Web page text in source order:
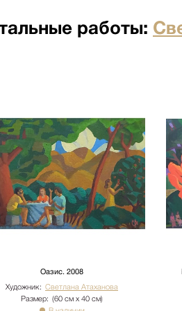
факту прихода товара на
переулок д.23 стр.1
лифта. Подъем мебели 100
Утилизация упаковки
необходимо сообщить
доставки: +7 (495) 660-36-
отдельно.
работы:
Оазис. 2008
Художник: Светлана Атаханова
Размер: (60 см х 40 см)